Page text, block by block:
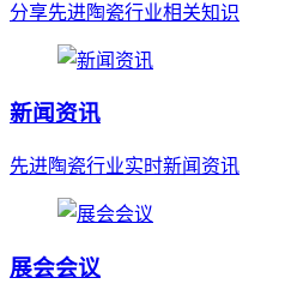
分享先进陶瓷行业相关知识
新闻资讯
先进陶瓷行业实时新闻资讯
展会会议